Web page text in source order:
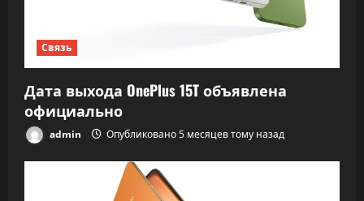
Связь
Дата выхода OnePlus 15T объявлена
официально
admin Опубликовано 5 месяцев тому назад